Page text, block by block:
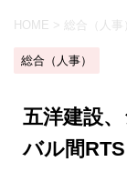
HOME > 総合（人事
総合（人事）
五洋建設
バル間